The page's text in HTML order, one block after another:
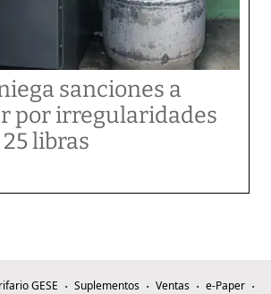
sanciones a
por irregularidades
libras
GESE Suplementos Ventas
e-Paper